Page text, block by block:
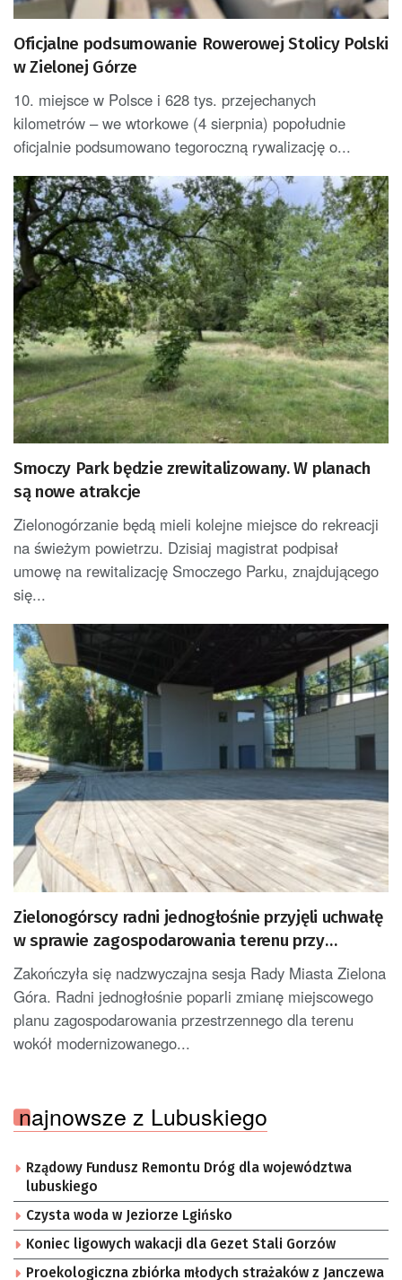
Oficjalne podsumowanie Rowerowej Stolicy Polski
w Zielonej Górze
10. miejsce w Polsce i 628 tys. przejechanych
kilometrów – we wtorkowe (4 sierpnia) popołudnie
oficjalnie podsumowano tegoroczną rywalizację o...
Smoczy Park będzie zrewitalizowany. W planach
są nowe atrakcje
Zielonogórzanie będą mieli kolejne miejsce do rekreacji
na świeżym powietrzu. Dzisiaj magistrat podpisał
umowę na rewitalizację Smoczego Parku, znajdującego
się...
Zielonogórscy radni jednogłośnie przyjęli uchwałę
w sprawie zagospodarowania terenu przy
amfiteatrze
Zakończyła się nadzwyczajna sesja Rady Miasta Zielona
Góra. Radni jednogłośnie poparli zmianę miejscowego
planu zagospodarowania przestrzennego dla terenu
wokół modernizowanego...
najnowsze z Lubuskiego
Rządowy Fundusz Remontu Dróg dla województwa
lubuskiego
Czysta woda w Jeziorze Lgińsko
Koniec ligowych wakacji dla Gezet Stali Gorzów
Proekologiczna zbiórka młodych strażaków z Janczewa